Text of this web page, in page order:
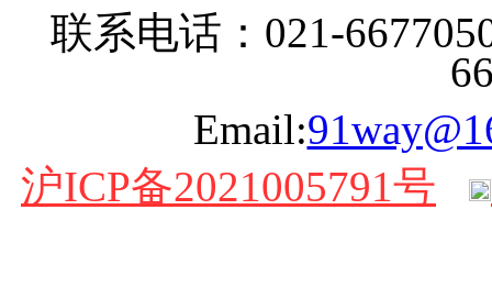
联系电话：021-
Email:
沪ICP备2021005791号